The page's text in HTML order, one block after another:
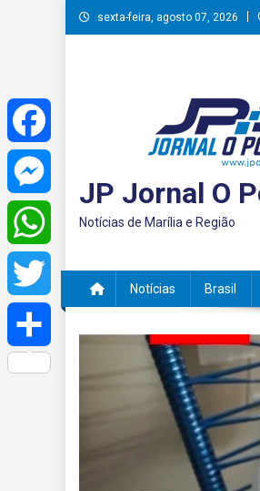
Skip
to
sexta-feira, agosto 07, 2026
JP Jornal O
Notícias de Marília e Região
Notícias Brasil
Facebook
Messenger
WhatsApp
Twitter
Share